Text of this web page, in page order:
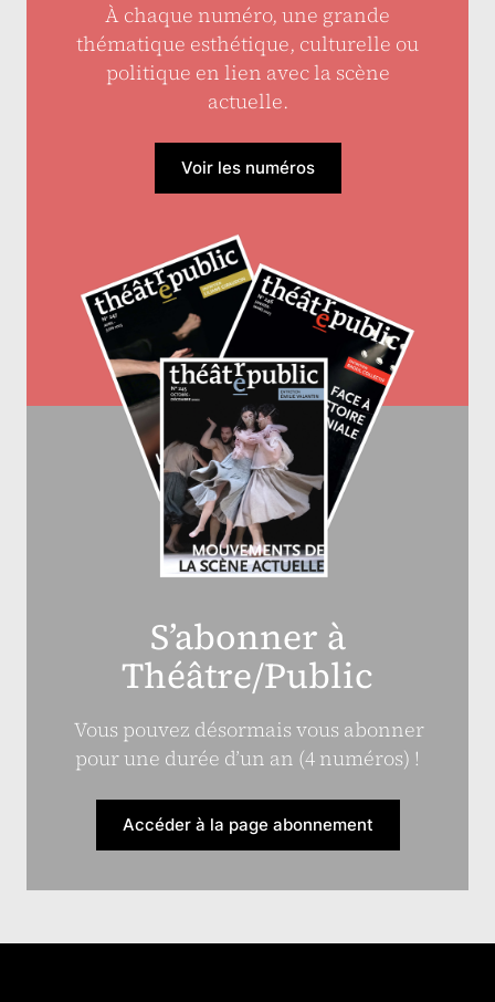
À chaque numéro, une grande
thématique esthétique, culturelle ou
politique en lien avec la scène
actuelle.
Voir les numéros
S’abonner à
Théâtre/Public
Vous pouvez désormais vous abonner
pour une durée d’un an (4 numéros) !
Accéder à la page abonnement